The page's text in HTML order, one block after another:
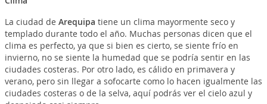
La ciudad de Arequipa tiene un clima mayormente seco y
templado durante todo el año. Muchas personas dicen que el
clima es perfecto, ya que si bien es cierto, se siente frío en
invierno, no se siente la humedad que se podría sentir en las
ciudades costeras. Por otro lado, es cálido en primavera y
verano, pero sin llegar a sofocarte como lo hacen igualmente las
ciudades costeras o de la selva, aquí podrás ver el cielo azul y